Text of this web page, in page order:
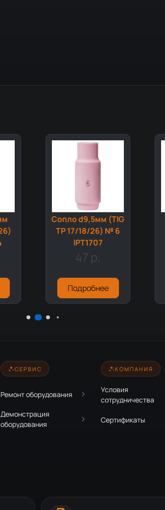
Сопло d9,5мм (TIG
TP 17/18/26) № 6
IPT1707
47 р.
Подробнее
СЕРВИС
Ремонт оборудования
Демонстрация
оборудования
КОМПАНИЯ
Условия
сотрудничества
Сертификаты